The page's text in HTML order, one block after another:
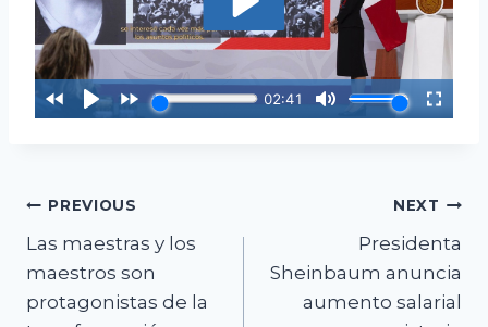
Navegación
de
entradas
PREVIOUS
Las maestras y los
maestros son
protagonistas de la
NEXT
Presidenta
Sheinbaum anuncia
aumento salarial